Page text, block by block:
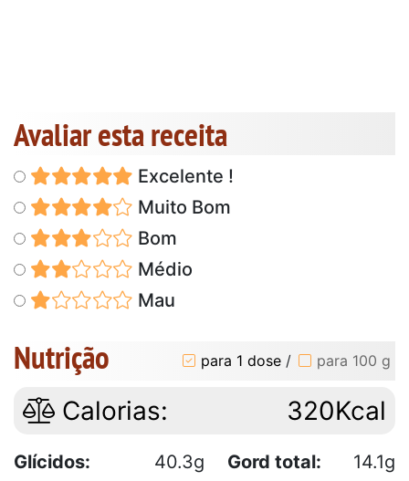
Avaliar esta receita
Excelente !
Muito Bom
Bom
Médio
Mau
Nutrição para 1 dose / para 100 g
Calorias: 320Kcal
Glícidos: 40.3g Gord total:
14.1g